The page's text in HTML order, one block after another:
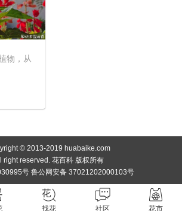
物，从
© 2013-2019 huabaike.com
right reserved. 花百科 版权所有
号 鲁公网安备 37021202000103号
找花 社区 花市